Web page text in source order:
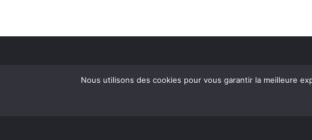
Nous utilisons des cookies pour vous garantir la meilleure